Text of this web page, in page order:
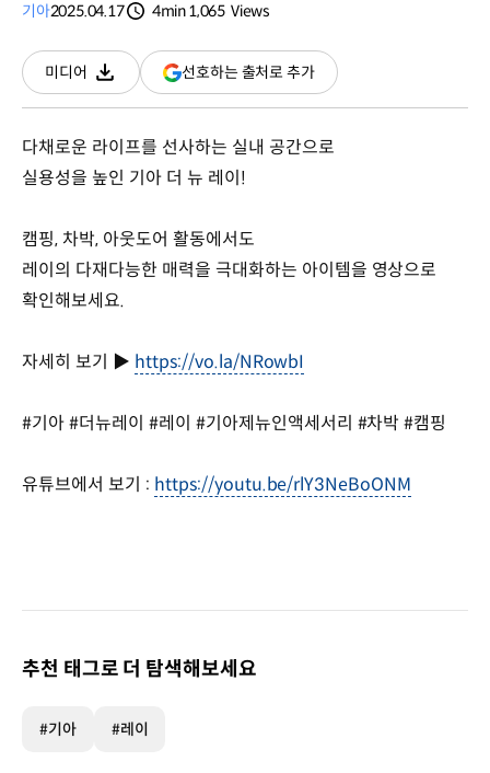
기아2025.04.17
4min1,065 Views
미디어
다운로드
선호하는 출처로 추가(새
창
다채로운 라이프를 선사하는 실내 공간으로
실용성을 높인 기아 더 뉴 레이!
캠핑, 차박, 아웃도어 활동에서도
레이의 다재다능한 매력을 극대화하는 아이템을 영상으로
확인해보세요.
자세히 보기 ▶ https://vo.la/NRowbI
#기아 #더뉴레이 #레이 #기아제뉴인액세서리 #차박 #캠핑
유튜브에서 보기 : https://youtu.be/rlY3NeBoONM
추천 태그로 더 탐색해보세요
#기아 #레이